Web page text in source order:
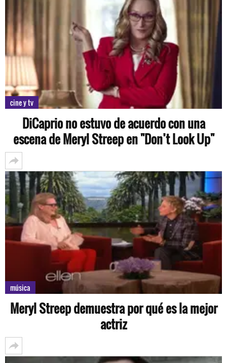
cine y tv
DiCaprio no estuvo de acuerdo con una
escena de Meryl Streep en "Don’t Look Up"
música
Meryl Streep demuestra por qué es la mejor
actriz